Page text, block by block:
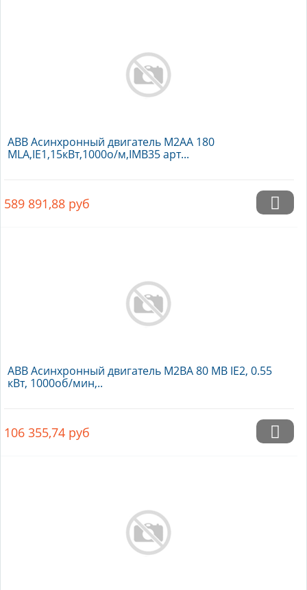
ABB Асинхронный двигатель M2AA 180
MLA,IE1,15кВт,1000о/м,IMB35 арт...
589 891,88 руб
ABB Асинхронный двигатель M2BA 80 MB IE2, 0.55
кВт, 1000об/мин,..
106 355,74 руб